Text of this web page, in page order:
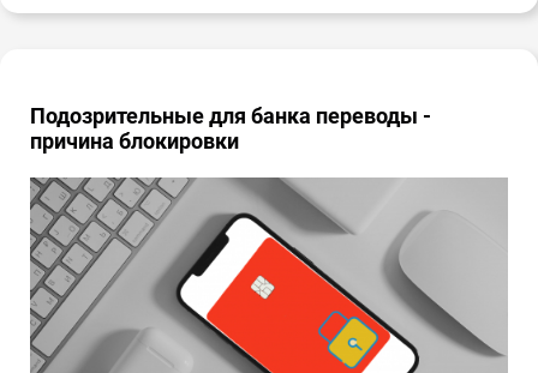
Подозрительные для банка переводы -
причина блокировки